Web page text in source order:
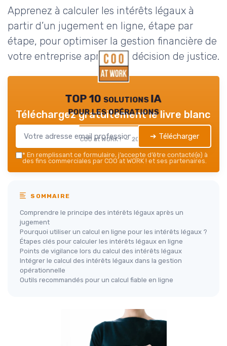
Apprenez à calculer les intérêts légaux à
partir d’un jugement en ligne, étape par
étape, pour optimiser la gestion financière de
votre entreprise après une décision de justice.
TOP 10 solutions IA
pour les opérations
COO at WORK ! — 2026
Téléchargez gratuitement le livre blanc
➔ Télécharger
* En remplissant ce formulaire, j’accepte d’être contacté(e) à
des fins commerciales par COO at WORK ! et ses partenaires.
SOMMAIRE
Comprendre le principe des intérêts légaux après un
jugement
Pourquoi utiliser un calcul en ligne pour les intérêts légaux ?
Étapes clés pour calculer les intérêts légaux en ligne
Points de vigilance lors du calcul des intérêts légaux
Intégrer le calcul des intérêts légaux dans la gestion
opérationnelle
Outils recommandés pour un calcul fiable en ligne